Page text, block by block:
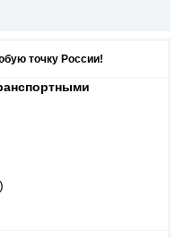
точку России!